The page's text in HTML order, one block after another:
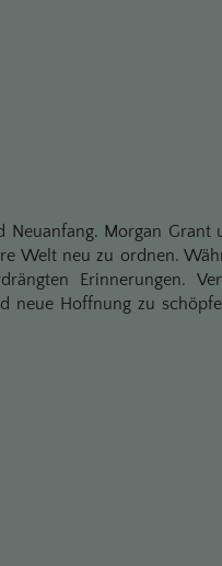
Morgan Grant
Welt neu zu ordnen.
Erinnerungen.
neue Hoffnung zu